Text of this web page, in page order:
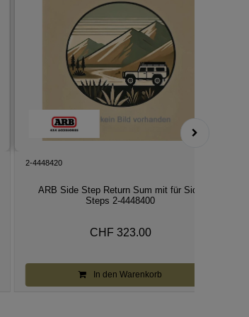
2-4448420
ARB Side Step Return Sum mit für Side
Steps 2-4448400
CHF 323.00
In den Warenkorb